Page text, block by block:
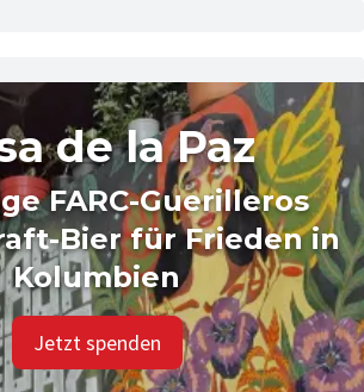
de la Paz
FARC-Guerilleros
Bier für Frieden in
Kolumbien
Jetzt spenden